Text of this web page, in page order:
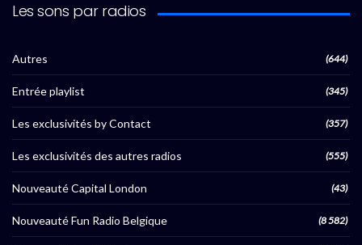
Les sons par radios
Autres (644)
Entrée playlist (345)
Les exclusivités by Contact (357)
Les exclusivités des autres radios (555)
Nouveauté Capital London (43)
Nouveauté Fun Radio Belgique (8 582)